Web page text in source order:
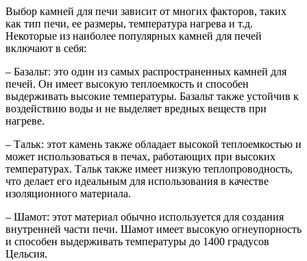
Выбор камней для печи зависит от многих факторов, таких
как тип печи, ее размеры, температура нагрева и т.д.
Некоторые из наиболее популярных камней для печей
включают в себя:
– Базальт: это один из самых распространенных камней для
печей. Он имеет высокую теплоемкость и способен
выдерживать высокие температуры. Базальт также устойчив к
воздействию воды и не выделяет вредных веществ при
нагреве.
– Тальк: этот камень также обладает высокой теплоемкостью и
может использоваться в печах, работающих при высоких
температурах. Тальк также имеет низкую теплопроводность,
что делает его идеальным для использования в качестве
изоляционного материала.
– Шамот: этот материал обычно используется для создания
внутренней части печи. Шамот имеет высокую огнеупорность
и способен выдерживать температуры до 1400 градусов
Цельсия.